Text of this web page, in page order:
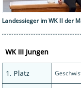
Landessieger im WK II der
WK III Jungen
1. Platz